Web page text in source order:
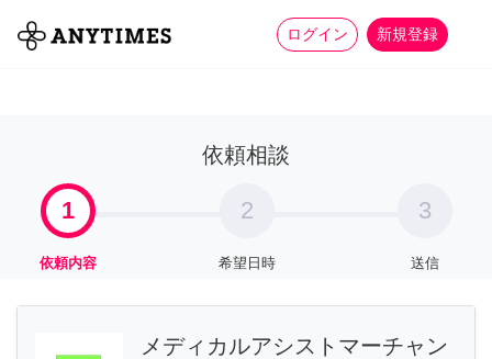
ログイン 新規登録
全て 家事 more_horiz
依頼相談
1
依頼内容
2
希望日時
3
送信
メディカルアシストマーチャン